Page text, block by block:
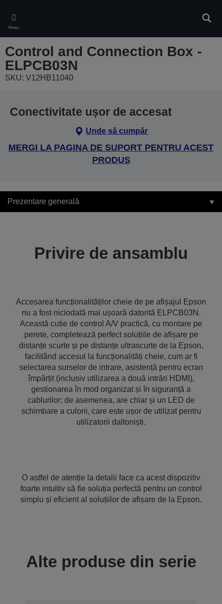
main
content
Meniu
Control and Connection Box -
ELPCB03N
SKU: V12HB11040
Conectivitate ușor de accesat
Unde să cumpăr
MERGI LA PAGINA DE SUPORT PENTRU ACEST
PRODUS
Prezentare generală
Privire de ansamblu
Accesarea funcționalităților cheie de pe afișajul Epson
nu a fost niciodată mai ușoară datorită ELPCB03N.
Această cutie de control A/V practică, cu montare pe
perete, completează perfect soluțiile de afișare pe
distanțe scurte și pe distanțe ultrascurte de la Epson,
facilitând accesul la funcționalități cheie, cum ar fi
selectarea surselor de intrare, asistență pentru ecran
împărțit (inclusiv utilizarea a două intrări HDMI),
gestionarea în mod organizat și în siguranță a
cablurilor; de asemenea, are chiar și un LED de
schimbare a culorii, care este ușor de utilizat pentru
utilizatorii daltoniști.
O astfel de atenție la detalii face ca acest dispozitiv
foarte intuitiv să fie soluția perfectă pentru un control
simplu și eficient al soluțiilor de afișare de la Epson.
Alte produse din serie